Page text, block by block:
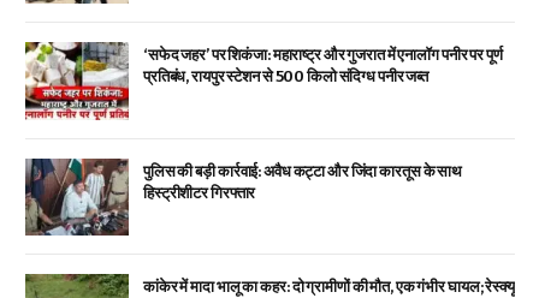
‘सफेद जहर’ पर शिकंजा: महाराष्ट्र और गुजरात में एनालॉग पनीर पर पूर्ण
प्रतिबंध, रायपुर स्टेशन से 500 किलो संदिग्ध पनीर जब्त
पुलिस की बड़ी कार्रवाई: अवैध कट्टा और जिंदा कारतूस के साथ
हिस्ट्रीशीटर गिरफ्तार
कांकेर में मादा भालू का कहर: दो ग्रामीणों की मौत, एक गंभीर घायल; रेस्क्यू